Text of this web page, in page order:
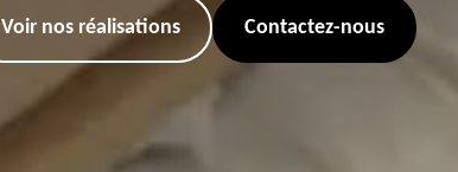
Voir nos réalisations Contactez-nous